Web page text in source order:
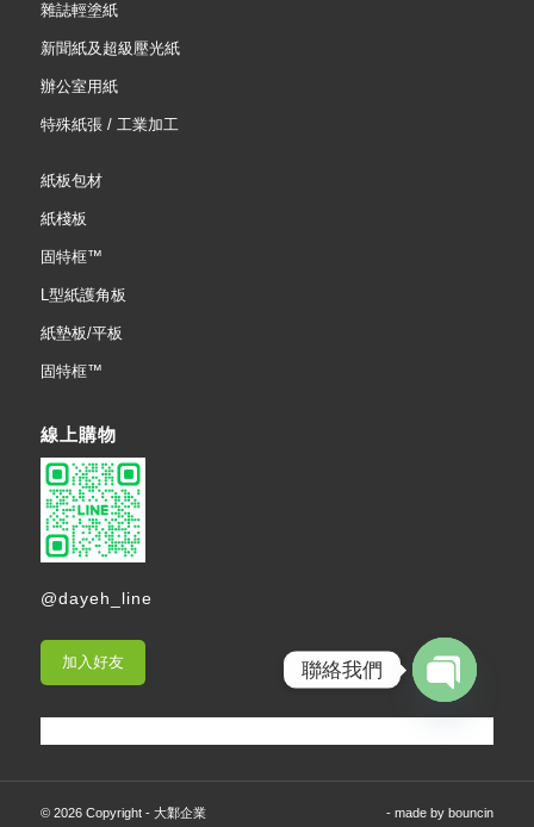
雜誌輕塗紙
新聞紙及超級壓光紙
辦公室用紙
特殊紙張 / 工業加工
紙板包材
紙棧板
固特框™
L型紙護角板
紙墊板/平板
固特框™
線上購物
@dayeh_line
加入好友
© 2026 Copyright - 大鄴企業 - made bybouncin
聯絡我們